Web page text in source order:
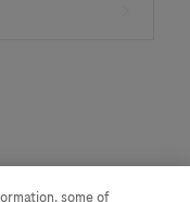
some of